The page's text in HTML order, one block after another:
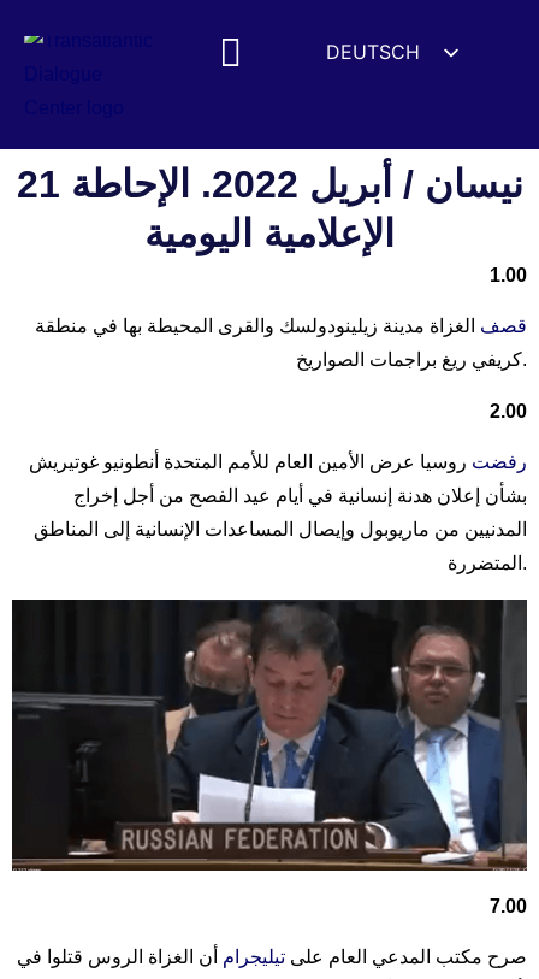
DEUTSCH
FRANÇAIS
УКРАЇНСЬКА
简体中文
العربية
ITALIANO
21 نيسان / أبريل 2022. الإحاطة
الإعلامية اليومية
1.00
قصف الغزاة مدينة زيلينودولسك والقرى المحيطة بها في منطقة
كريفي ريغ براجمات الصواريخ.
2.00
رفضت روسيا عرض الأمين العام للأمم المتحدة أنطونيو غوتيريش
بشأن إعلان هدنة إنسانية في أيام عيد الفصح من أجل إخراج
المدنيين من ماريوبول وإيصال المساعدات الإنسانية إلى المناطق
المتضررة.
7.00
صرح مكتب المدعي العام على تيليجرام أن الغزاة الروس قتلوا في